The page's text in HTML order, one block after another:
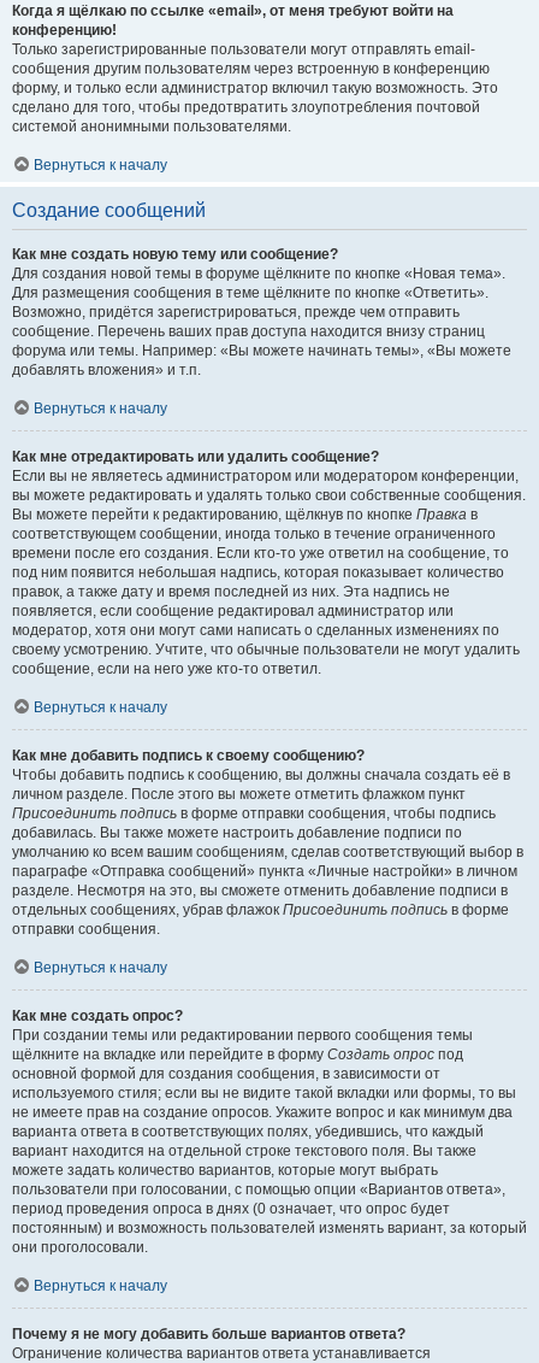
Когда я щёлкаю по ссылке «email», от меня требуют войти на
конференцию!
Только зарегистрированные пользователи могут отправлять email-
сообщения другим пользователям через встроенную в конференцию
форму, и только если администратор включил такую возможность. Это
сделано для того, чтобы предотвратить злоупотребления почтовой
системой анонимными пользователями.
Вернуться к началу
Создание сообщений
Как мне создать новую тему или сообщение?
Для создания новой темы в форуме щёлкните по кнопке «Новая тема».
Для размещения сообщения в теме щёлкните по кнопке «Ответить».
Возможно, придётся зарегистрироваться, прежде чем отправить
сообщение. Перечень ваших прав доступа находится внизу страниц
форума или темы. Например: «Вы можете начинать темы», «Вы можете
добавлять вложения» и т.п.
Вернуться к началу
Как мне отредактировать или удалить сообщение?
Если вы не являетесь администратором или модератором конференции,
вы можете редактировать и удалять только свои собственные сообщения.
Вы можете перейти к редактированию, щёлкнув по кнопке Правка в
соответствующем сообщении, иногда только в течение ограниченного
времени после его создания. Если кто-то уже ответил на сообщение, то
под ним появится небольшая надпись, которая показывает количество
правок, а также дату и время последней из них. Эта надпись не
появляется, если сообщение редактировал администратор или
модератор, хотя они могут сами написать о сделанных изменениях по
своему усмотрению. Учтите, что обычные пользователи не могут удалить
сообщение, если на него уже кто-то ответил.
Вернуться к началу
Как мне добавить подпись к своему сообщению?
Чтобы добавить подпись к сообщению, вы должны сначала создать её в
личном разделе. После этого вы можете отметить флажком пункт
Присоединить подпись в форме отправки сообщения, чтобы подпись
добавилась. Вы также можете настроить добавление подписи по
умолчанию ко всем вашим сообщениям, сделав соответствующий выбор в
параграфе «Отправка сообщений» пункта «Личные настройки» в личном
разделе. Несмотря на это, вы сможете отменить добавление подписи в
отдельных сообщениях, убрав флажок Присоединить подпись в форме
отправки сообщения.
Вернуться к началу
Как мне создать опрос?
При создании темы или редактировании первого сообщения темы
щёлкните на вкладке или перейдите в форму Создать опрос под
основной формой для создания сообщения, в зависимости от
используемого стиля; если вы не видите такой вкладки или формы, то вы
не имеете прав на создание опросов. Укажите вопрос и как минимум два
варианта ответа в соответствующих полях, убедившись, что каждый
вариант находится на отдельной строке текстового поля. Вы также
можете задать количество вариантов, которые могут выбрать
пользователи при голосовании, с помощью опции «Вариантов ответа»,
период проведения опроса в днях (0 означает, что опрос будет
постоянным) и возможность пользователей изменять вариант, за который
они проголосовали.
Вернуться к началу
Почему я не могу добавить больше вариантов ответа?
Ограничение количества вариантов ответа устанавливается